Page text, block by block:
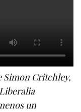
Simon Critchley,
un